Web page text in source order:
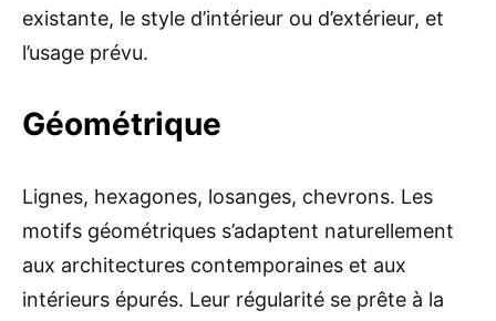
existante, le style d’intérieur ou d’extérieur, et
l’usage prévu.
Géométrique
Lignes, hexagones, losanges, chevrons. Les
motifs géométriques s’adaptent naturellement
aux architectures contemporaines et aux
intérieurs épurés. Leur régularité se prête à la